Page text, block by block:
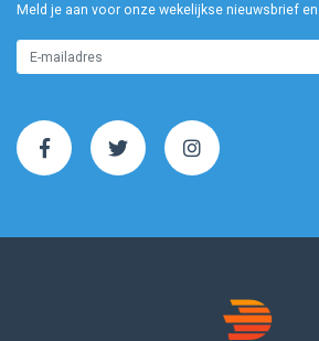
Meld je aan voor onze wekelijkse nieuwsbrief